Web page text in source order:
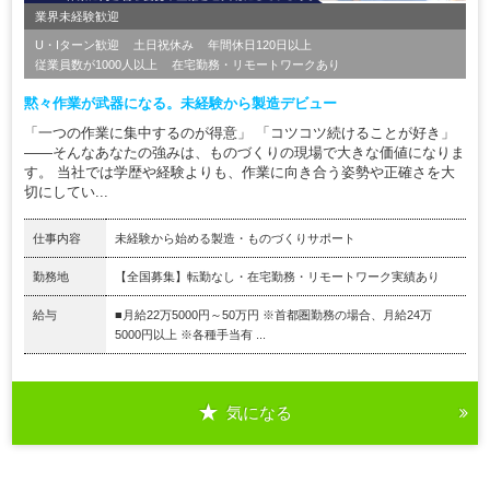
業界未経験歓迎
U・Iターン歓迎 土日祝休み
年間休日120日以上
従業員数が1000人以上
在宅勤務・リモートワークあり
黙々作業が武器になる。未経験から製造デビュー
「一つの作業に集中するのが得意」 「コツコツ続けることが好き」
――そんなあなたの強みは、ものづくりの現場で大きな価値になりま
す。 当社では学歴や経験よりも、作業に向き合う姿勢や正確さを大
切にしてい...
仕事内容 未経験から始める製造・ものづくりサポート
勤務地 【全国募集】転勤なし・在宅勤務・リモートワーク実績あり
給与
■月給22万5000円～50万円 ※首都圏勤務の場合、月給24万
5000円以上 ※各種手当有 ...
気になる